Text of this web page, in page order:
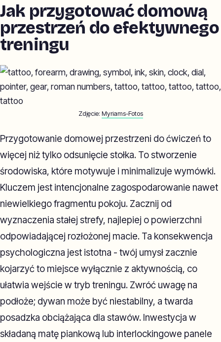
Jak przygotować domową
przestrzeń do efektywnego
treningu
Zdjęcie: Myriams-Fotos
Przygotowanie domowej przestrzeni do ćwiczeń to
więcej niż tylko odsunięcie stołka. To stworzenie
środowiska, które motywuje i minimalizuje wymówki.
Kluczem jest intencjonalne zagospodarowanie nawet
niewielkiego fragmentu pokoju. Zacznij od
wyznaczenia stałej strefy, najlepiej o powierzchni
odpowiadającej rozłożonej macie. Ta konsekwencja
psychologiczna jest istotna - twój umysł zacznie
kojarzyć to miejsce wyłącznie z aktywnością, co
ułatwia wejście w tryb treningu. Zwróć uwagę na
podłoże; dywan może być niestabilny, a twarda
posadzka obciążająca dla stawów. Inwestycja w
składaną matę piankową lub interlockingowe panele